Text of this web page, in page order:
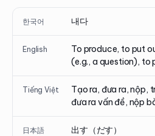
한국어 내다
English
To produce, to put
(e.g., a question), to
Tiếng Việt
Tạo ra, đưa ra, nộp,
đưa ra vấn đề, nộp
日本語 出す（だす）